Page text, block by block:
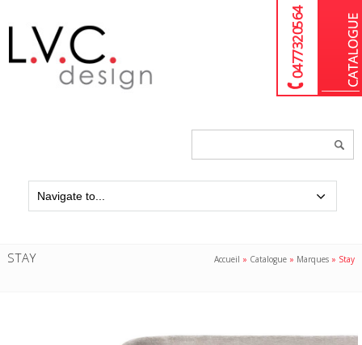
04 77 32 05 64
STAY Accueil » Catalogue » Marques » Stay